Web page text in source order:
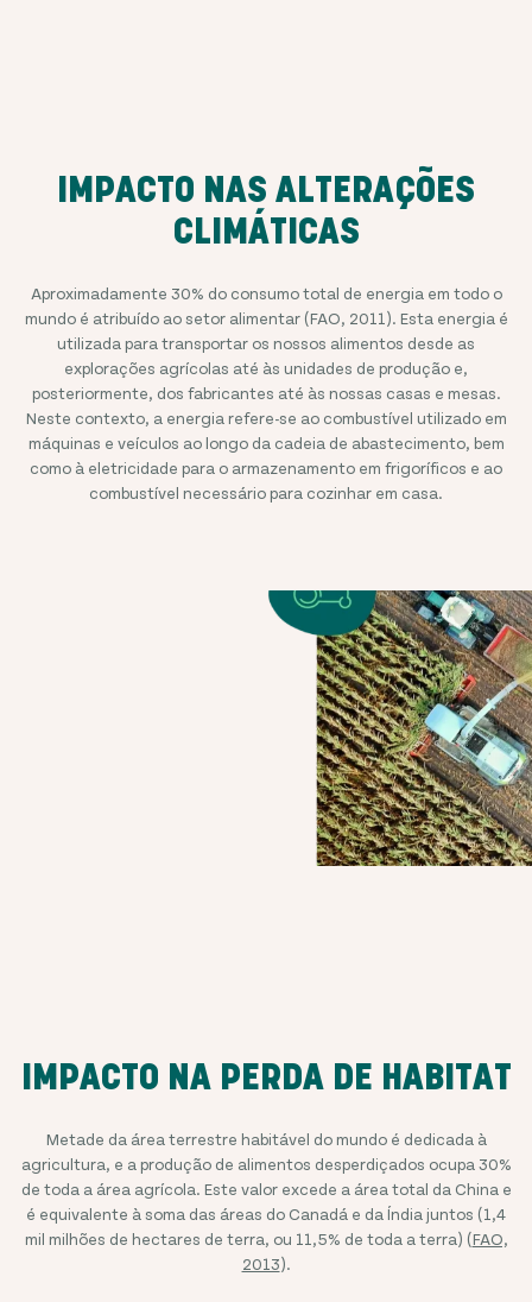
IMPACTO NAS ALTERAÇÕES
CLIMÁTICAS
Aproximadamente 30% do consumo total de energia em todo o
mundo é atribuído ao setor alimentar (FAO, 2011). Esta energia é
utilizada para transportar os nossos alimentos desde as
explorações agrícolas até às unidades de produção e,
posteriormente, dos fabricantes até às nossas casas e mesas.
Neste contexto, a energia refere-se ao combustível utilizado em
máquinas e veículos ao longo da cadeia de abastecimento, bem
como à eletricidade para o armazenamento em frigoríficos e ao
combustível necessário para cozinhar em casa.
IMPACTO NA PERDA DE HABITAT
Metade da área terrestre habitável do mundo é dedicada à
agricultura, e a produção de alimentos desperdiçados ocupa 30%
de toda a área agrícola. Este valor excede a área total da China e
é equivalente à soma das áreas do Canadá e da Índia juntos (1,4
mil milhões de hectares de terra, ou 11,5% de toda a terra) (FAO,
2013).